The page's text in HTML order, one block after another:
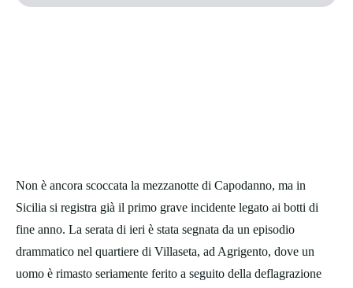
Non è ancora scoccata la mezzanotte di Capodanno, ma in
Sicilia si registra già il primo grave incidente legato ai botti di
fine anno. La serata di ieri è stata segnata da un episodio
drammatico nel quartiere di Villaseta, ad Agrigento, dove un
uomo è rimasto seriamente ferito a seguito della deflagrazione